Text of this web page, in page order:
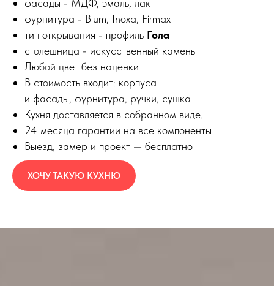
фасады - МДФ, эмаль, лак
фурнитура - Blum, Inoxa, Firmax
тип открывания - профиль Гола
столешница - искусственный камень
Любой цвет без наценки
В стоимость входит: корпуса
и фасады, фурнитура, ручки, сушка
Кухня доставляется в собранном виде.
24 месяца гарантии на все компоненты
Выезд, замер и проект — бесплатно
ХОЧУ ТАКУЮ КУХНЮ